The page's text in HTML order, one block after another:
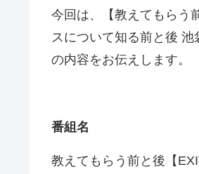
今回は、【教えてもらう
スについて知る前と後
の内容をお伝えします。
番組名
教えてもらう前と後【